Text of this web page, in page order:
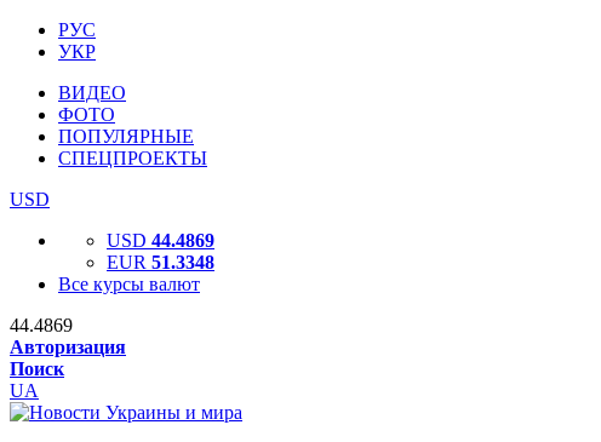
РУС
УКР
ВИДЕО
ФОТО
ПОПУЛЯРНЫЕ
СПЕЦПРОЕКТЫ
USD
USD 44.4869
EUR 51.3348
Все курсы валют
44.4869
Авторизация
Поиск
UA